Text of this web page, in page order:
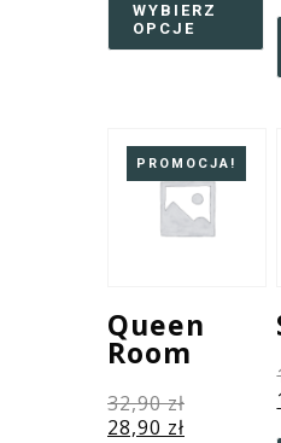
WYBIERZ
OPCJE
PROMOCJA!
Queen
Room
32,90zł
28,90 zł